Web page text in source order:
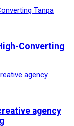
Converting
agency